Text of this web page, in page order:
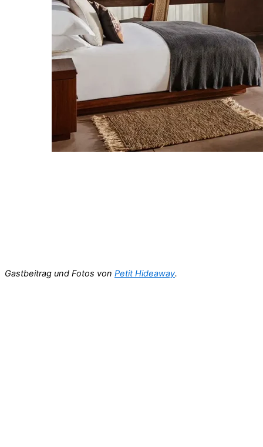
Gastbeitrag und Fotos von Petit Hideaway.